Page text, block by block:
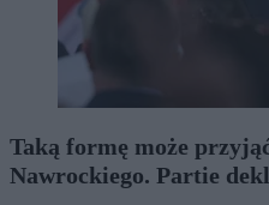
Taką formę może
Nawrockiego. Partie